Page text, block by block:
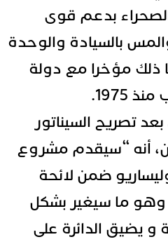
بدعم قوى
بالسيادة والوحدة
ذلك مؤخرا مع دولة
تصريح السيناتور
أنه “سيقدم مشروع
ضمن لائحة
وهو ما سيغير بشكل
يضيق الدائرة على